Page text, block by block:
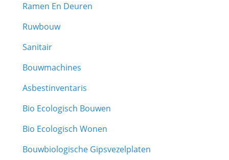
Ramen En Deuren
Ruwbouw
Sanitair
Bouwmachines
Asbestinventaris
Bio Ecologisch Bouwen
Bio Ecologisch Wonen
Bouwbiologische Gipsvezelplaten